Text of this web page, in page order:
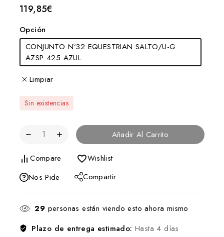
119,85€
Opción
CONJUNTO Nº32 EQUESTRIAN SALTO/U-G
AZSP 425 AZUL
Limpiar
Sin existencias
Añadir Al Carrito
Compare
Wishlist
Nos Pide
Compartir
29 personas están viendo esto ahora mismo
Plazo de entrega estimado: Hasta 4 días